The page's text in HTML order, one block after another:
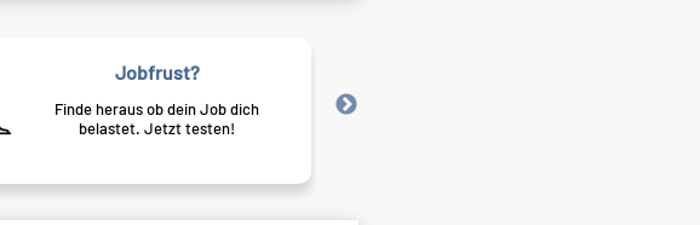
Jobfrust?
Finde heraus ob dein Job dich
belastet. Jetzt testen!